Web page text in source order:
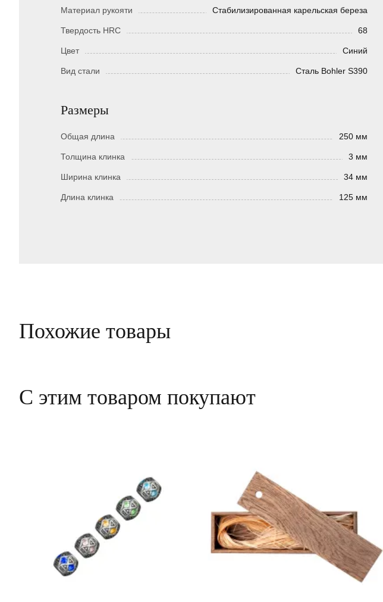
Материал рукояти Стабилизированная карельская береза
Твердость HRC 68
Цвет Синий
Вид стали Сталь Bohler S390
Размеры
Общая длина 250 мм
Толщина клинка 3 мм
Ширина клинка 34 мм
Длина клинка 125 мм
Похожие товары
С этим товаром покупают